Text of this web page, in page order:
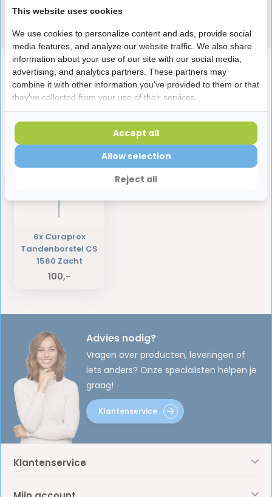
Productomschrijving
Reviews
Laatst bekeken producten
6x Curaprox
Tandenborstel CS
1560 Zacht
100,-
Advies nodig?
Vragen over producten, leveringen of
iets anders? Onze specialisten helpen je
graag!
Klantenservice
Klantenservice
This website uses cookies
We use cookies to personalize content and ads, provide social
media features, and analyze our website traffic. We also share
information about your use of our site with our social media,
advertising, and analytics partners. These partners may
combine it with other information you've provided to them or that
they've collected from your use of their services.
Reject all
Allow selection
Accept all